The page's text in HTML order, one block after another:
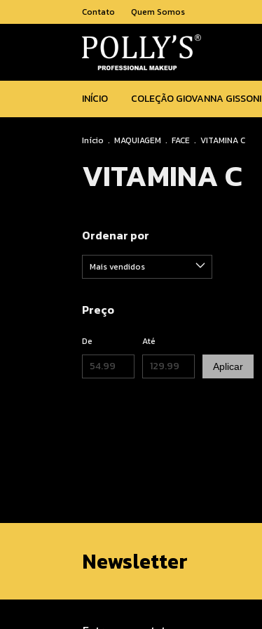
Contato Quem Somos
INÍCIO COLEÇÃO GIOVANNA GISSONI
Início . MAQUIAGEM . FACE . VITAMINA C
VITAMINA C
Ordenar por
Preço
De Até
Aplicar
Newsletter